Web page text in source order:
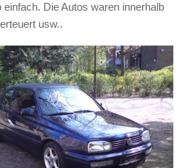
Die Autos waren innerhalb
usw..